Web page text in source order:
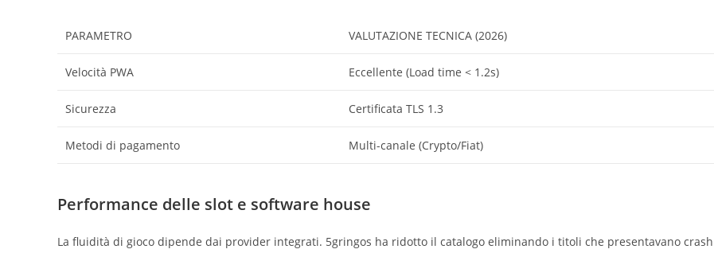
PARAMETRO VALUTAZIONE TECNICA (2026)
Velocità PWA Eccellente (Load time < 1.2s)
Sicurezza Certificata TLS 1.3
Metodi di pagamento Multi-canale (Crypto/Fiat)
Performance delle slot e software house
La fluidità di gioco dipende dai provider integrati. 5gringos ha ridotto il catalogo eliminando i titoli che presentavano crash